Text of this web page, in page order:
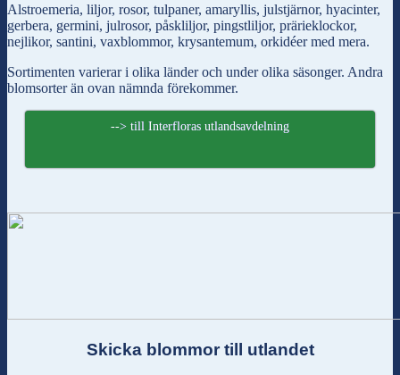
Alstroemeria, liljor, rosor, tulpaner, amaryllis, julstjärnor, hyacinter,
gerbera, germini, julrosor, påskliljor, pingstliljor, prärieklockor,
nejlikor, santini, vaxblommor, krysantemum, orkidéer med mera.
Sortimenten varierar i olika länder och under olika säsonger. Andra
blomsorter än ovan nämnda förekommer.
--> till Interfloras utlandsavdelning
Skicka blommor till utlandet